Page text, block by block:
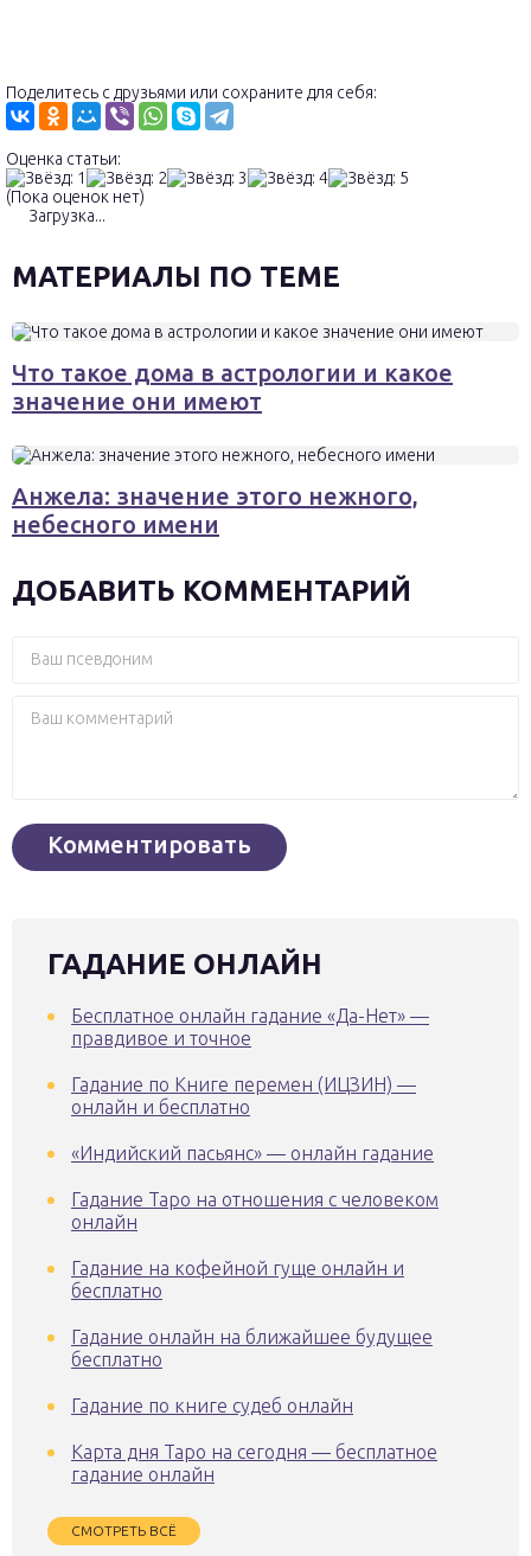
Поделитесь с друзьями или сохраните для себя:
Оценка статьи:
(Пока оценок нет)
Загрузка...
МАТЕРИАЛЫ ПО ТЕМЕ
Что такое дома в астрологии и какое
значение они имеют
Анжела: значение этого нежного,
небесного имени
ДОБАВИТЬ КОММЕНТАРИЙ
ГАДАНИЕ ОНЛАЙН
Бесплатное онлайн гадание «Да-Нет» —
правдивое и точное
Гадание по Книге перемен (ИЦЗИН) —
онлайн и бесплатно
«Индийский пасьянс» — онлайн гадание
Гадание Таро на отношения с человеком
онлайн
Гадание на кофейной гуще онлайн и
бесплатно
Гадание онлайн на ближайшее будущее
бесплатно
Гадание по книге судеб онлайн
Карта дня Таро на сегодня — бесплатное
гадание онлайн
СМОТРЕТЬ ВСЁ